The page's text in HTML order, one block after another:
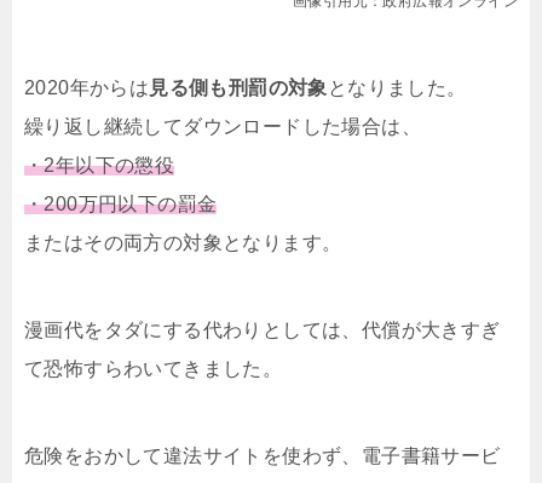
2020年からは 見る側も刑罰の対象 となりました。
繰り返し継続してダウンロードした場合は、
・2年以下の懲役
・200万円以下の罰金
またはその両方の対象となります。
漫画代をタダにする代わりとしては、代償が大きすぎ
て恐怖すらわいてきました。
危険をおかして違法サイトを使わず、電子書籍サービ